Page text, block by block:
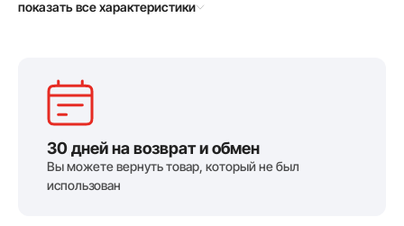
показать все характеристики
30 дней на возврат и обмен
Вы можете вернуть товар, который не был
использован